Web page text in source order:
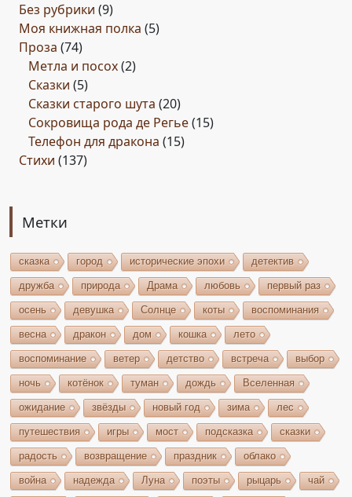
Без рубрики (9)
Моя книжная полка (5)
Проза (74)
Метла и посох(2)
Сказки (5)
Сказки старого шута (20)
Сокровища рода де Регье(15)
Телефон для дракона (15)
Стихи (137)
Метки
сказка город исторические эпохи детектив
дружба природа Драма любовь первый раз
осень девушка Солнце коты воспоминания
весна дракон дом кошка лето
воспоминание ветер детство встреча выбор
ночь котёнок туман дождь Вселенная
ожидание звёзды новый год зима лес
путешествия игры мост подсказка сказки
радость возвращение праздник облако
война надежда Луна поэты рыцарь чай